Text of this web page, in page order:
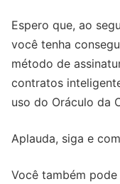
Espero que, ao
você tenha
método de
contratos
uso do Oráculo da
Aplauda, siga e
Você também